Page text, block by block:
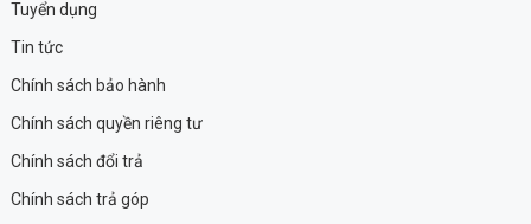
Tuyển dụng
Tin tức
Chính sách bảo hành
Chính sách quyền riêng tư
Chính sách đổi trả
Chính sách trả góp